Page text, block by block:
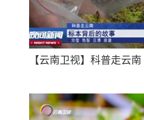
【云南卫视】科普走云